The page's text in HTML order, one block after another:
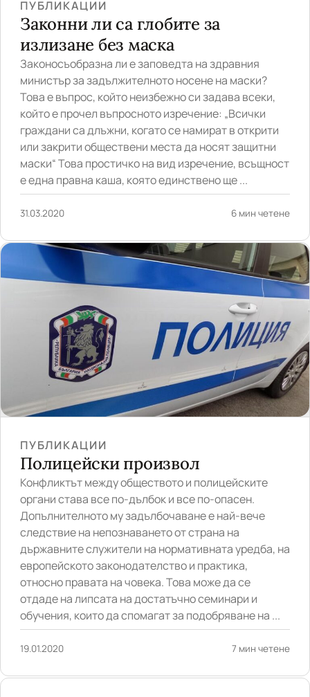
ПУБЛИКАЦИИ
Законни ли са глобите за
излизане без маска
Законосъобразна ли е заповедта на здравния
министър за задължителното носене на маски?
Това е въпрос, който неизбежно си задава всеки,
който е прочел въпросното изречение: „Всички
граждани са длъжни, когато се намират в открити
или закрити обществени места да носят защитни
маски“ Това простичко на вид изречение, всъщност
е една правна каша, която единствено ще ...
31.03.2020 6 мин четене
ПУБЛИКАЦИИ
Полицейски произвол
Конфликтът между обществото и полицейските
органи става все по-дълбок и все по-опасен.
Допълнителното му задълбочаване е най-вече
следствие на непознаването от страна на
държавните служители на нормативната уредба, на
европейското законодателство и практика,
относно правата на човека. Това може да се
отдаде на липсата на достатъчно семинари и
обучения, които да спомагат за подобряване на ...
19.01.2020 7 мин четене